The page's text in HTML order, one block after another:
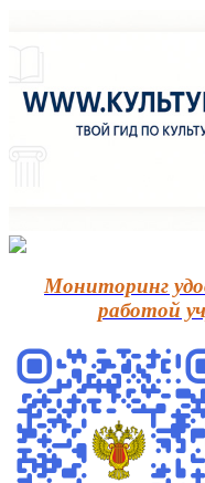
Мониторинг
работой